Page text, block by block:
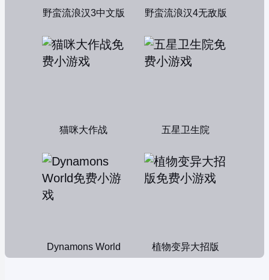
野蛮流浪汉3中文版 野蛮流浪汉4无敌版
猫咪大作战 五星卫生院
Dynamons World 植物变异大招版